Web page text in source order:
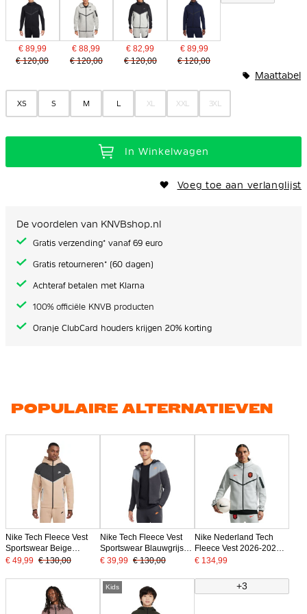
€ 89,99
€ 120,00
€ 88,99
€ 120,00
€ 82,99
€ 120,00
€ 89,99
€ 120,00
XS S M L XL XXL 3XL
Maattabel
In Winkelwagen
Voeg toe aan verlanglijst
De voordelen van KNVBshop.nl
Gratis verzending* vanaf 69 euro
Gratis retourneren* (60 dagen)
Achteraf betalen met Klarna
100% officiële KNVB producten
Oranje ClubCard houders krijgen 20% korting
POPULAIRE ALTERNATIEVEN
Nike Tech Fleece Vest
Sportswear Beige
Donkergrijs Zilver Zwart
€ 49,99 € 130,00
Nike Tech Fleece Vest
Sportswear Blauwgrijs
Donkergrijs Oranje
€ 39,99 € 130,00
Nike Nederland Tech
Fleece Vest 2026-2028
Lichtgrijs Zwart Oranje
€ 134,99
Kids +3